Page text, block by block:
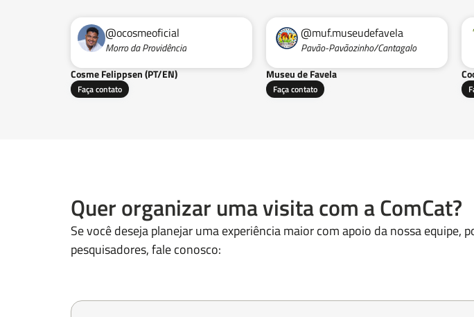
@ocosmeoficial
Morro da Providência
Cosme Felippsen (PT/EN)
Faça contato
@muf.museudefavela
Pavão-Pavãozinho/Cantagalo
Museu de Favela
Faça contato
Quer organizar uma visita com a ComCat?
Se você deseja planejar uma experiência maior com apoio da nossa
pesquisadores, fale conosco: